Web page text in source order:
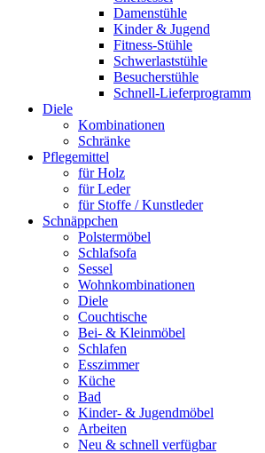
Damenstühle
Kinder & Jugend
Fitness-Stühle
Schwerlaststühle
Besucherstühle
Schnell-Lieferprogramm
Diele
Kombinationen
Schränke
Pflegemittel
für Holz
für Leder
für Stoffe / Kunstleder
Schnäppchen
Polstermöbel
Schlafsofa
Sessel
Wohnkombinationen
Diele
Couchtische
Bei- & Kleinmöbel
Schlafen
Esszimmer
Küche
Bad
Kinder- & Jugendmöbel
Arbeiten
Neu & schnell verfügbar